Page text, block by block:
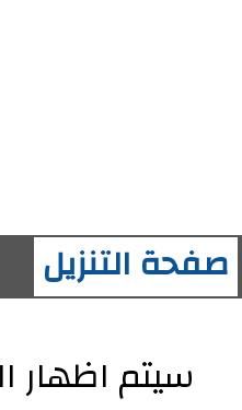
صفحة التنزيل
سيتم اظهار